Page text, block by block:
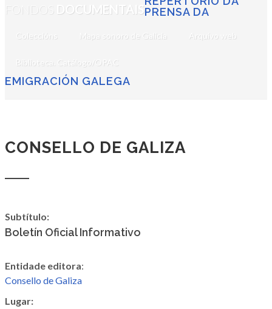
FONDOS DOCUMENTAIS
Coleccións Mapa sonoro de Galicia Arquivo web
Biblioteca. Catálogo/OPAC
PRENSA DA
EMIGRACIÓN GALEGA
CONSELLO DE GALIZA
Subtítulo:
Boletín Oficial Informativo
Entidade editora:
Consello de Galiza
Lugar: